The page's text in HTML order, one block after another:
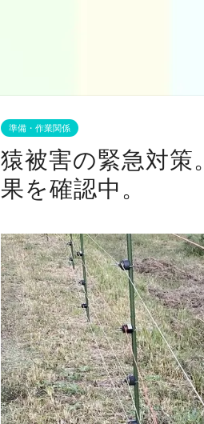
準備・作業関係
猿被害の緊急対策
果を確認中。